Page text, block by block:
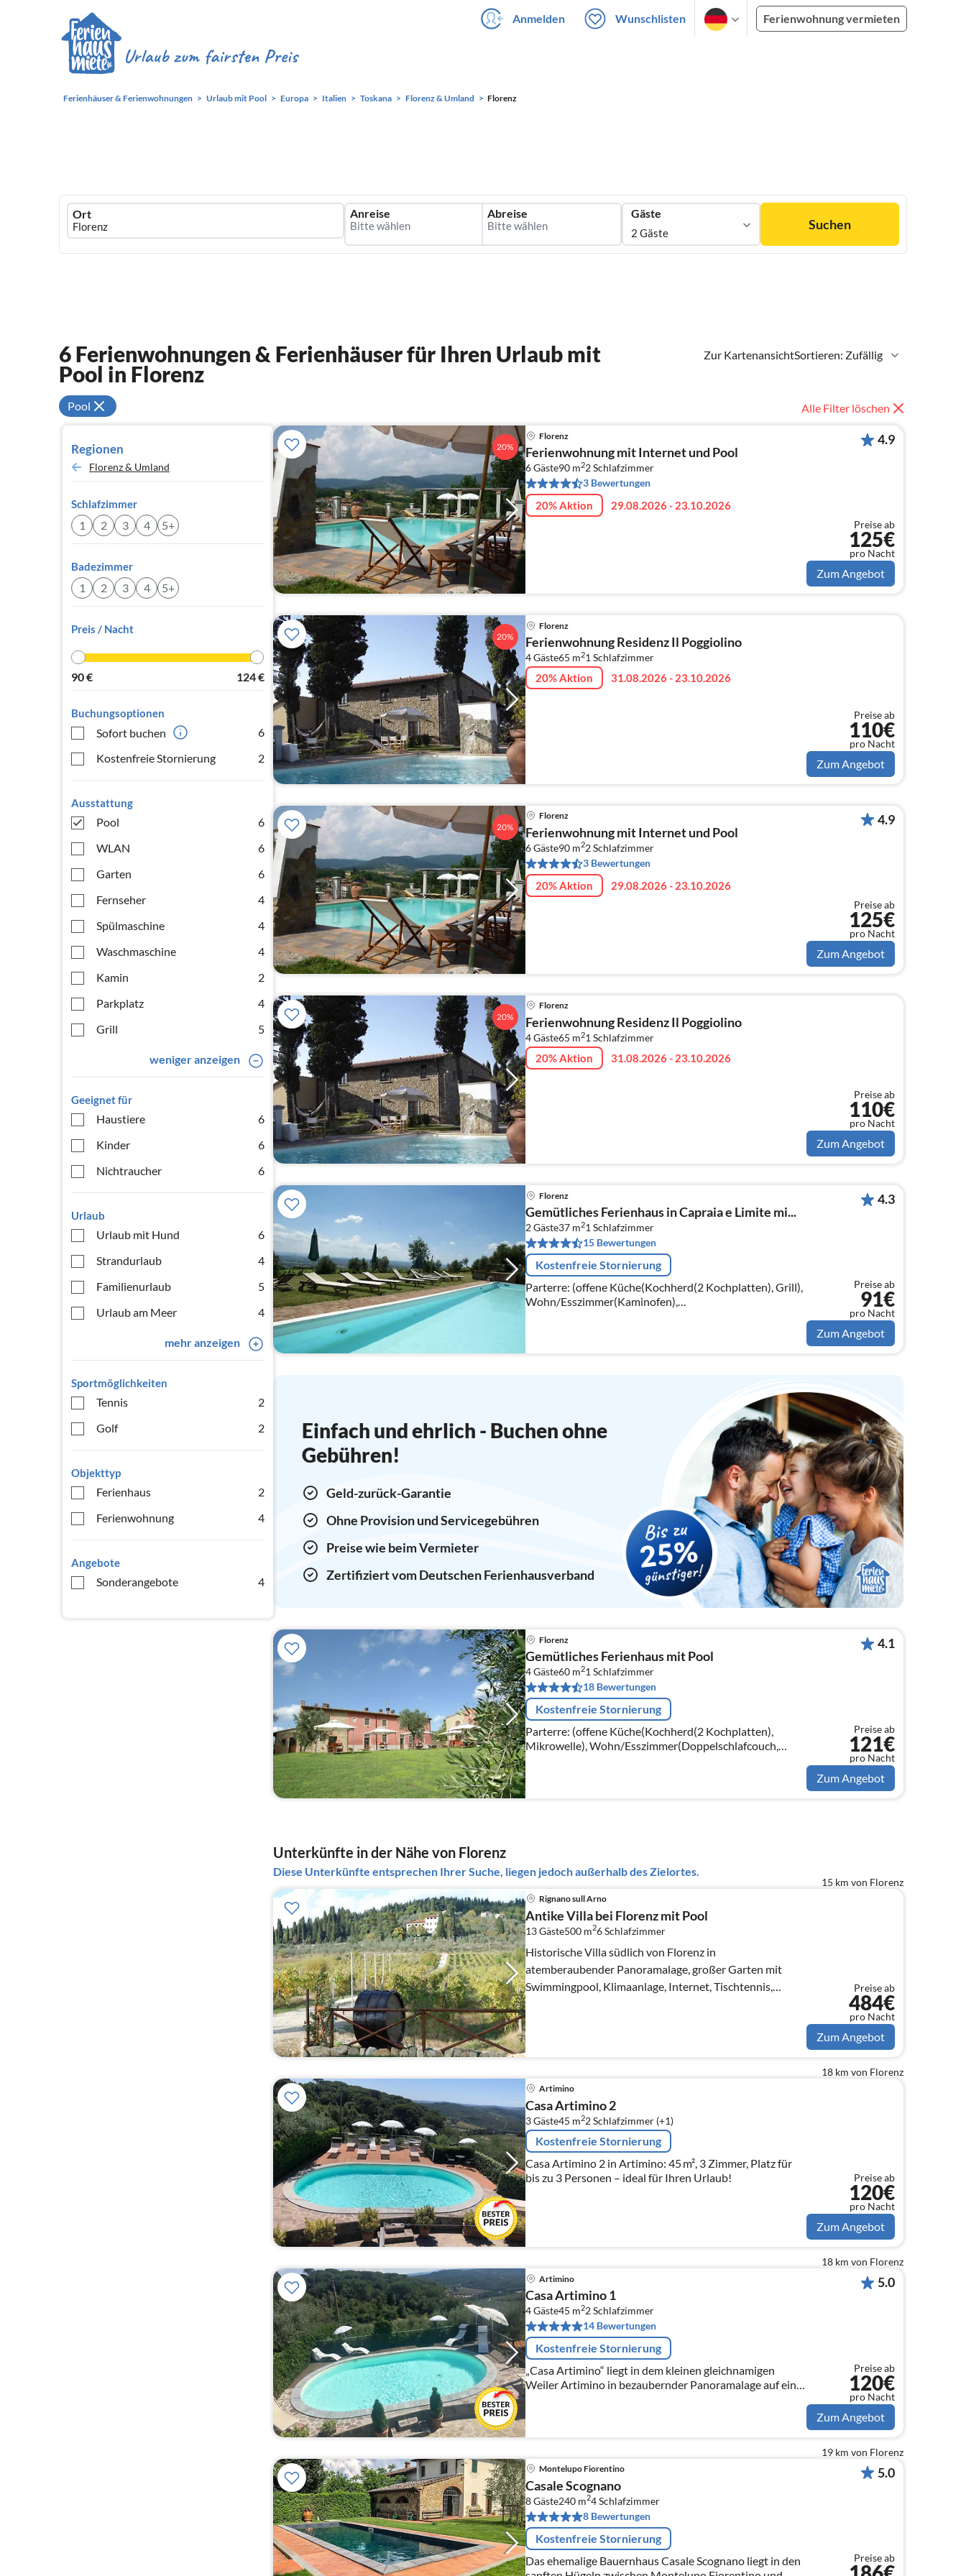
Anmelden Wunschlisten Ferienwohnung vermieten
Ferienhäuser & Ferienwohnungen Urlaub mit Pool Europa Italien Toskana Florenz & Umland Florenz
Ferienhausmiete
logo
Ort Anreise Abreise Gäste
2 Gäste
Suchen
Zur KartenansichtSortieren: Zufällig
6 Ferienwohnungen & Ferienhäuser für Ihren Urlaub mit
Pool in Florenz
Pool Alle Filter löschen
Regionen
Florenz & Umland
Schlafzimmer
1 2 3 4 5+
Badezimmer
1 2 3 4 5+
Preis / Nacht
90€ 124€
Buchungsoptionen
Sofort buchen
6
Kostenfreie Stornierung
2
Ausstattung
Pool
6
WLAN
6
Garten
6
Fernseher
4
Spülmaschine
4
Waschmaschine
4
Kamin
2
Parkplatz
4
Grill
5
weniger anzeigen
Geeignet für
Haustiere
6
Kinder
6
Nichtraucher
6
Urlaub
Urlaub mit Hund
6
Strandurlaub
4
Familienurlaub
5
Urlaub am Meer
4
mehr anzeigen
Sportmöglichkeiten
Tennis
2
Golf
2
Objekttyp
Ferienhaus
2
Ferienwohnung
4
Angebote
Sonderangebote 4
20%
Florenz
Ferienwohnung mit Internet und Pool
6 Gäste90 m22Schlafzimmer
3 Bewertungen
20% Aktion 29.08.2026 - 23.10.2026
4.9
Preise ab
125€
pro Nacht
Zum Angebot
20%
Florenz
Ferienwohnung Residenz Il Poggiolino
4 Gäste65 m21 Schlafzimmer
20% Aktion 31.08.2026 - 23.10.2026
Preise ab
110€
pro Nacht
Zum Angebot
20%
Florenz
Ferienwohnung mit Internet und Pool
6 Gäste90 m22Schlafzimmer
3 Bewertungen
20% Aktion 29.08.2026 - 23.10.2026
4.9
Preise ab
125€
pro Nacht
Zum Angebot
20%
Florenz
Ferienwohnung Residenz Il Poggiolino
4 Gäste65 m21 Schlafzimmer
20% Aktion 31.08.2026 - 23.10.2026
Preise ab
110€
pro Nacht
Zum Angebot
Florenz
Gemütliches Ferienhaus in Capraia e Limite mi...
2 Gäste37 m21 Schlafzimmer
15 Bewertungen
Kostenfreie Stornierung
Parterre: (offene Küche(Kochherd(2 Kochplatten), Grill),
Wohn/Esszimmer(Kaminofen),
4.3
Preise ab
91€
pro Nacht
Zum Angebot
Einfach und ehrlich - Buchen ohne
Gebühren!
Geld-zurück-Garantie
Ohne Provision und Servicegebühren
Preise wie beim Vermieter
Zertifiziert vom Deutschen Ferienhausverband
Florenz
Gemütliches Ferienhaus mit Pool
4 Gäste60 m21Schlafzimmer
18 Bewertungen
Kostenfreie Stornierung
Parterre: (offene Küche(Kochherd(2 Kochplatten),
Mikrowelle), Wohn/Esszimmer(Doppelschlafcouch,
Kaminofen), Schlafzimmer(Doppelbett)
4.1
Preise ab
121€
pro Nacht
Zum Angebot
Unterkünfte in der Nähe von Florenz
Diese Unterkünfte entsprechen Ihrer Suche, liegen jedoch außerhalb des Zielortes.
15 km von Florenz
Rignano sull Arno
Antike Villa bei Florenz mit Pool
13 Gäste500 m26Schlafzimmer
Historische Villa südlich von Florenz in
atemberaubender Panoramalage, großer Garten mit
Swimmingpool, Klimaanlage, Internet, Tischtennis,
gemauerter Grill, Parkplätze
Preise ab
484€
pro Nacht
Zum Angebot
18 km von Florenz
Artimino
Casa Artimino 2
3 Gäste45 m22Schlafzimmer (+1)
Kostenfreie Stornierung
Casa Artimino 2 in Artimino: 45 m², 3 Zimmer, Platz für
bis zu 3 Personen – ideal für Ihren Urlaub!
Preise ab
120€
pro Nacht
Zum Angebot
18 km von Florenz
Artimino
Casa Artimino 1
4 Gäste45 m22Schlafzimmer
14 Bewertungen
Kostenfreie Stornierung
„Casa Artimino“ liegt in dem kleinen gleichnamigen
Weiler Artimino in bezaubernder Panoramalage auf einer
5.0
Preise ab
120€
pro Nacht
Zum Angebot
19 km von Florenz
Montelupo Fiorentino
Casale Scognano
8 Gäste240 m24Schlafzimmer
8 Bewertungen
Kostenfreie Stornierung
Das ehemalige Bauernhaus Casale Scognano liegt in den
5.0
Preise ab